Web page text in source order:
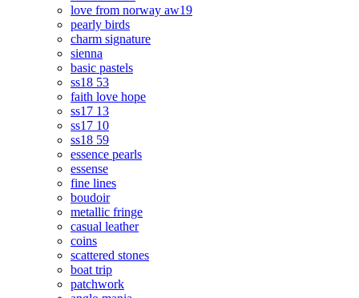
love from norway aw19
pearly birds
charm signature
sienna
basic pastels
ss18 53
faith love hope
ss17 13
ss17 10
ss18 59
essence pearls
essense
fine lines
boudoir
metallic fringe
casual leather
coins
scattered stones
boat trip
patchwork